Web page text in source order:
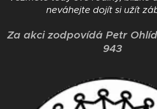
neváhejte dojít si užít
Za akci zodpovídá Petr
943